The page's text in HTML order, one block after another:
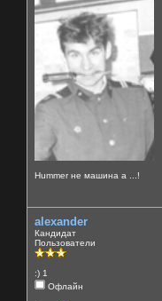
Нummer не машина а ...!
alexander
Кандидат
Пользователи
:) 1
Офлайн